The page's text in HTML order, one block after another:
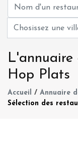
L'annuaire
Hop Plats
Accueil / Annuaire
Sélection des